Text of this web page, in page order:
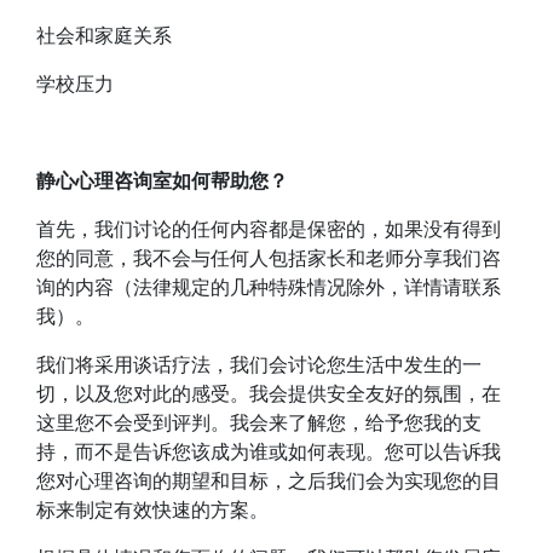
社会和家庭关系
学校压力
静心心理咨询室如何帮助您？
首先，我们讨论的任何内容都是保密的，如果没有得到
您的同意，我不会与任何人包括家长和老师分享我们咨
询的内容（法律规定的几种特殊情况除外，详情请联系
我）。
我们将采用谈话疗法，我们会讨论您生活中发生的一
切，以及您对此的感受。我会提供安全友好的氛围，在
这里您不会受到评判。我会来了解您，给予您我的支
持，而不是告诉您该成为谁或如何表现。您可以告诉我
您对心理咨询的期望和目标，之后我们会为实现您的目
标来制定有效快速的方案。